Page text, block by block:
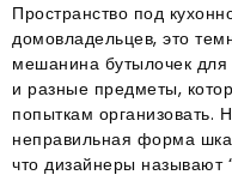
Пространство под
домовладельцев, это
мешанина бутылочек для
и разные предметы,
попыткам организовать.
неправильная форма
что дизайнеры называют